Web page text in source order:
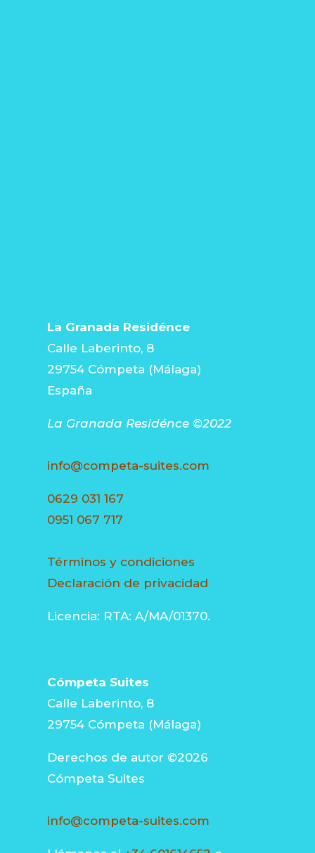
La Granada Residénce
Calle Laberinto, 8
29754 Cómpeta (Málaga)
España
La Granada Residénce ©2022
info@competa-suites.com
0629 031 167
0951 067 717
Términos y condiciones
Declaración de privacidad
Licencia: RTA: A/MA/01370.
Cómpeta Suites
Calle Laberinto, 8
29754 Cómpeta (Málaga)
Derechos de autor ©2026
Cómpeta Suites
info@competa-suites.com